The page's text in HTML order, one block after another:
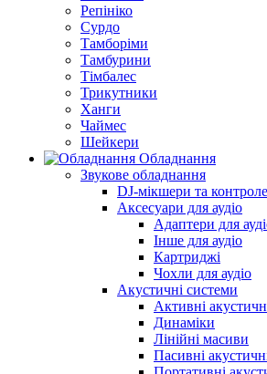
Репініко
Сурдо
Тамборіми
Тамбурини
Тімбалес
Трикутники
Ханги
Чаймес
Шейкери
Обладнання
Звукове обладнання
DJ-мікшери та
Аксесуари для аудіо
Адаптери для
Інше для аудіо
Картриджі
Чохли для аудіо
Акустичні системи
Активні
Динаміки
Лінійні масиви
Пасивні